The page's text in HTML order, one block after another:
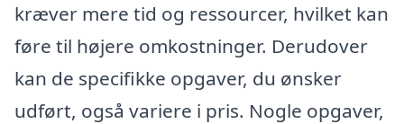
kræver mere tid og ressourcer, hvilket kan
føre til højere omkostninger. Derudover
kan de specifikke opgaver, du ønsker
udført, også variere i pris. Nogle opgaver,